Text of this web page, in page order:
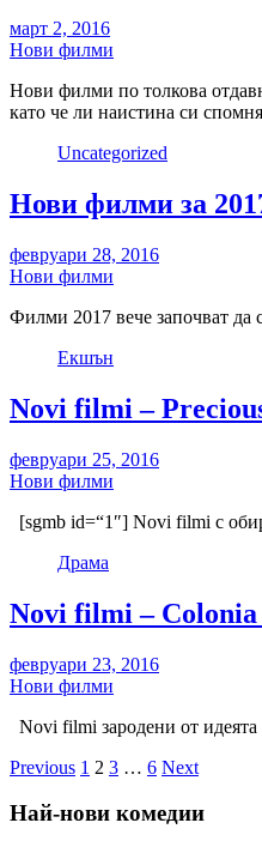
март 2, 2016
Нови филми
Нови филми по толкова
като че ли наистина си
Uncategorized
Нови филми за
февруари 28, 2016
Нови филми
Филми 2017 вече започват да
Екшън
Novi filmi –
февруари 25, 2016
Нови филми
[sgmb id=“1″] Novi filmi с
Драма
Novi filmi –
февруари 23, 2016
Нови филми
Novi filmi зародени от
Разделяне
на
Previous 1 2 3 … 6 Next
Най-нови комедии